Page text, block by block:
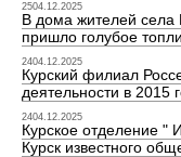
2504.12.2025
В дома жителей села
пришло голубое
2404.12.2025
Курский филиал
деятельности в 2015
2404.12.2025
Курское отделение "
Курск известного